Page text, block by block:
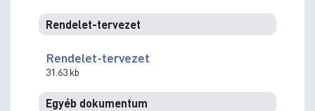
Rendelet-tervezet
Rendelet-tervezet
31.63 kb
Egyéb dokumentum